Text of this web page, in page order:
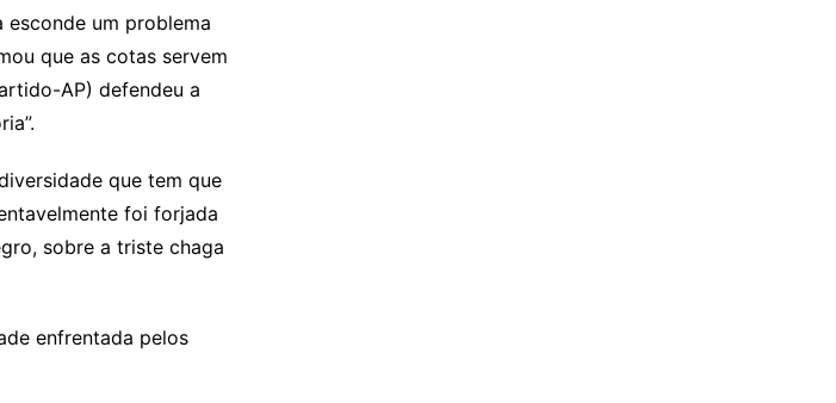
um problema
que as cotas servem
AP) defendeu a
que tem que
foi forjada
sobre a triste chaga
enfrentada pelos